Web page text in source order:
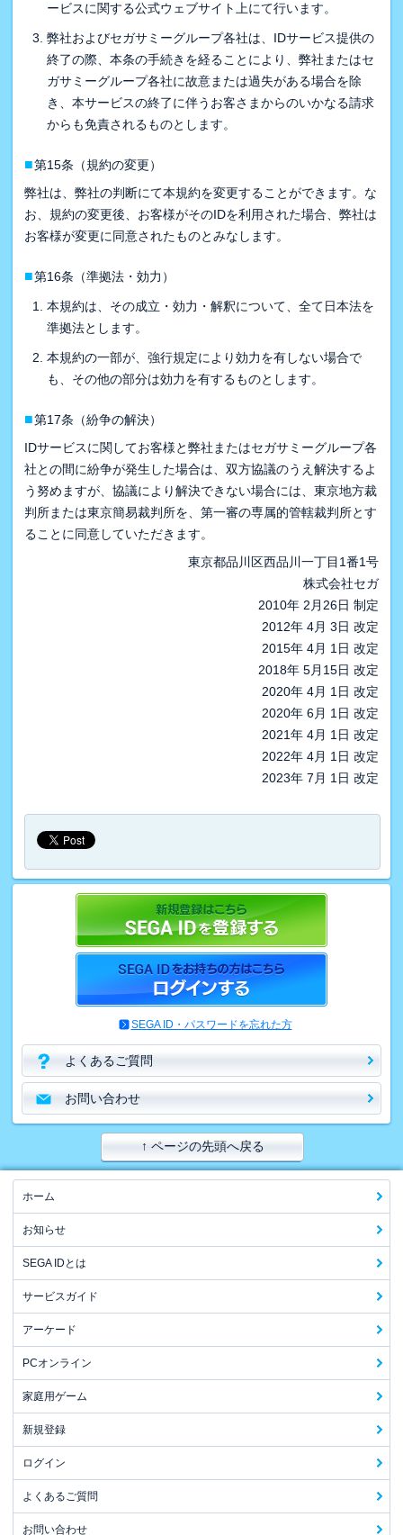
ービスに関する公式ウェブサイト上にて行います。
弊社およびセガサミーグループ各社は、IDサービス提供の
終了の際、本条の手続きを経ることにより、弊社またはセ
ガサミーグループ各社に故意または過失がある場合を除
き、本サービスの終了に伴うお客さまからのいかなる請求
からも免責されるものとします。
■第15条（規約の変更）
弊社は、弊社の判断にて本規約を変更することができます。な
お、規約の変更後、お客様がそのIDを利用された場合、弊社は
お客様が変更に同意されたものとみなします。
■第16条（準拠法・効力）
本規約は、その成立・効力・解釈について、全て日本法を
準拠法とします。
本規約の一部が、強行規定により効力を有しない場合で
も、その他の部分は効力を有するものとします。
■第17条（紛争の解決）
IDサービスに関してお客様と弊社またはセガサミーグループ各
社との間に紛争が発生した場合は、双方協議のうえ解決するよ
う努めますが、協議により解決できない場合には、東京地方裁
判所または東京簡易裁判所を、第一審の専属的管轄裁判所とす
ることに同意していただきます。
東京都品川区西品川一丁目1番1号
株式会社セガ
2010年 2月26日 制定
2012年 4月 3日 改定
2015年 4月 1日 改定
2018年 5月15日 改定
2020年 4月 1日 改定
2020年 6月 1日 改定
2021年 4月 1日 改定
2022年 4月 1日 改定
2023年 7月 1日 改定
SEGA ID・パスワードを忘れた方
よくあるご質問
お問い合わせ
↑ ページの先頭へ戻る
ホーム
お知らせ
SEGA IDとは
サービスガイド
アーケード
PCオンライン
家庭用ゲーム
新規登録
ログイン
よくあるご質問
お問い合わせ